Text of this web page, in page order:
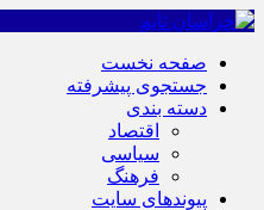
صفحه نخست
جستجوی پیشرفته
دسته بندی
اقتصاد
سیاسی
فرهنگ
پیوندهای سایت